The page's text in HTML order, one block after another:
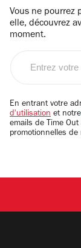
Vous ne pourrez
elle, découvrez
moment.
email
En entrant votre
d'utilisation et notre
emails de Time
promotionnelles